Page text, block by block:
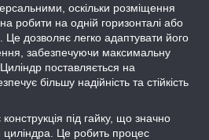
оскільки розміщення
робити на одній горизонталі або
Це дозволяє легко адаптувати його
забезпечуючи максимальну
Циліндр поставляється на
більшу надійність та стійкість
під гайку, що значно
Це робить процес